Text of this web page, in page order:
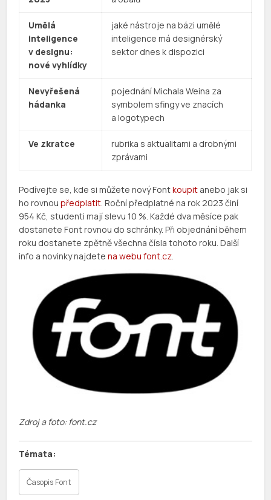
Umělá
inteligence
v designu:
nové vyhlídky
jaké nástroje na bázi umělé
inteligence má designérský
sektor dnes k dispozici
Nevyřešená
hádanka
pojednání Michala Weina za
symbolem sfingy ve znacích
a logotypech
Ve zkratce
rubrika s aktualitami a drobnými
zprávami
Podívejte se, kde si můžete nový Fontkoupit anebo jak si
ho rovnoupředplatit. Roční předplatné na rok 2023 činí
954 Kč, studenti mají slevu 10 %. Každé dva měsíce pak
dostanete Font rovnou do schránky. Při objednání během
roku dostanete zpětně všechna čísla tohoto roku. Další
info a novinky najdetena webu font.cz.
Zdroj a foto: font.cz
Časopis Font